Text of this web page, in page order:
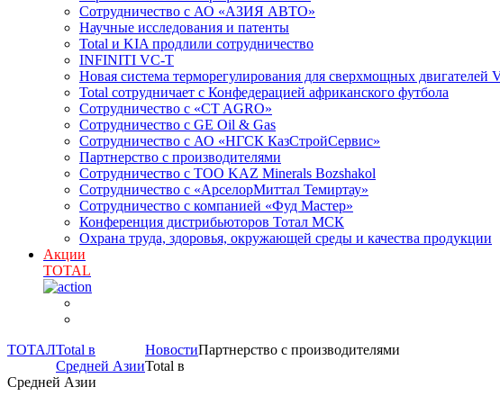
Сотрудничество с АО «АЗИЯ АВТО»
Научные исследования и патенты
Total и KIA продлили сотрудничество
INFINITI VC-T
Новая система терморегулирования для сверхмощных
Total сотрудничает с Конфедерацией африканского футбола
Сотрудничество с «CT AGRO»
Сотрудничество c GE Oil & Gas
Сотрудничество с АО «НГСК КазСтройСервис»
Партнерство с производителями
Сотрудничество с ТОО KAZ Minerals Bozshakol
Сотрудничество с «АрселорМиттал Темиртау»
Сотрудничество с компанией «Фуд Мастер»
Конференция дистрибьюторов Тотал МСК
Охрана труда, здоровья, окружающей среды и качества продукции
Акции
TOTAL
ТОТАЛTotal в
Средней Азии
НовостиПартнерство с производителями
Total в
Средней Азии